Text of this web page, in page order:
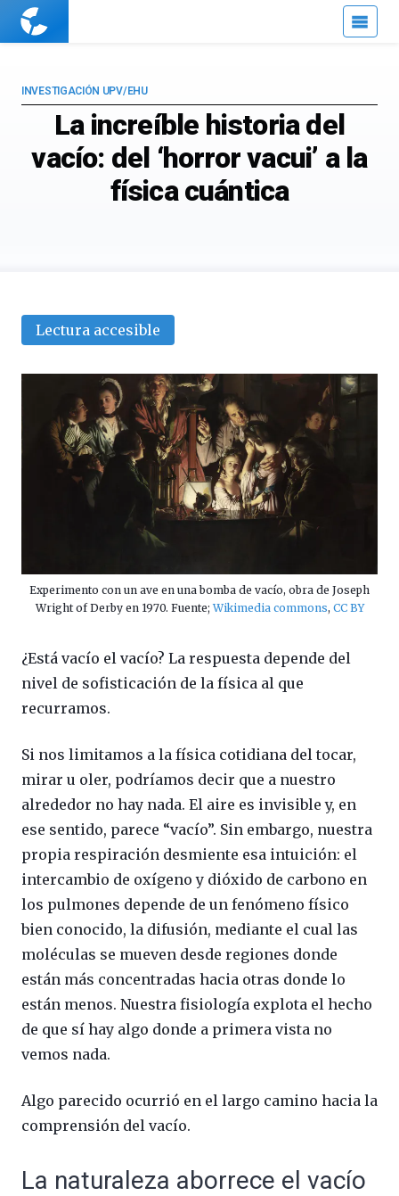
Cuaderno
La increíble historia del
vacío: del ‘horror vacui’ a la
física cuántica
INVESTIGACIÓN UPV/EHU
Lectura accesible
Experimento con un ave en una bomba de vacío, obra de Joseph
Wright of Derby en 1970. Fuente; Wikimedia commons, CC BY
¿Está vacío el vacío? La respuesta depende del
nivel de sofisticación de la física al que
recurramos.
Si nos limitamos a la física cotidiana del tocar,
mirar u oler, podríamos decir que a nuestro
alrededor no hay nada. El aire es invisible y, en
ese sentido, parece “vacío”. Sin embargo, nuestra
propia respiración desmiente esa intuición: el
intercambio de oxígeno y dióxido de carbono en
los pulmones depende de un fenómeno físico
bien conocido, la difusión, mediante el cual las
moléculas se mueven desde regiones donde
están más concentradas hacia otras donde lo
están menos. Nuestra fisiología explota el hecho
de que sí hay algo donde a primera vista no
vemos nada.
Algo parecido ocurrió en el largo camino hacia la
comprensión del vacío.
La naturaleza aborrece el vacío